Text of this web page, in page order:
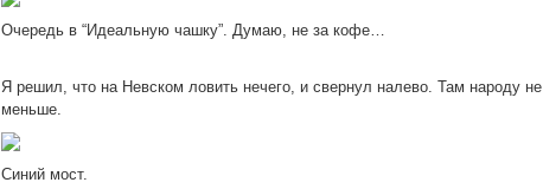
Очередь в “Идеальную чашку”. Думаю, не за кофе…
Я решил, что на Невском ловить нечего, и свернул налево. Там народу не
меньше.
Синий мост.